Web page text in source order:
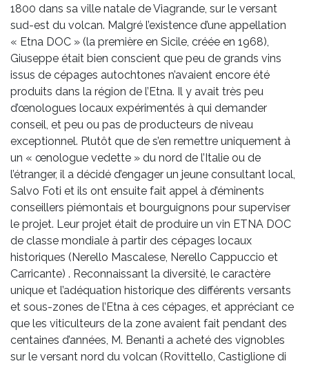
1800 dans sa ville natale de Viagrande, sur le versant
sud-est du volcan. Malgré l’existence d’une appellation
« Etna DOC » (la première en Sicile, créée en 1968),
Giuseppe était bien conscient que peu de grands vins
issus de cépages autochtones n’avaient encore été
produits dans la région de l’Etna. Il y avait très peu
d’œnologues locaux expérimentés à qui demander
conseil, et peu ou pas de producteurs de niveau
exceptionnel. Plutôt que de s’en remettre uniquement à
un « œnologue vedette » du nord de l’Italie ou de
l’étranger, il a décidé d’engager un jeune consultant local,
Salvo Foti et ils ont ensuite fait appel à d’éminents
conseillers piémontais et bourguignons pour superviser
le projet. Leur projet était de produire un vin ETNA DOC
de classe mondiale à partir des cépages locaux
historiques (Nerello Mascalese, Nerello Cappuccio et
Carricante) . Reconnaissant la diversité, le caractère
unique et l’adéquation historique des différents versants
et sous-zones de l’Etna à ces cépages, et appréciant ce
que les viticulteurs de la zone avaient fait pendant des
centaines d’années, M. Benanti a acheté des vignobles
sur le versant nord du volcan (Rovittello, Castiglione di